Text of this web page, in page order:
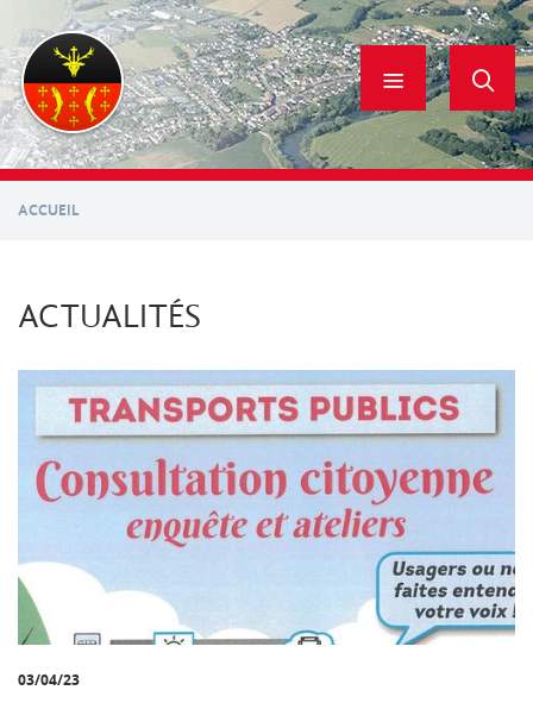
contenu
principal
ACCUEIL
ACTUALITÉS
03/04/23